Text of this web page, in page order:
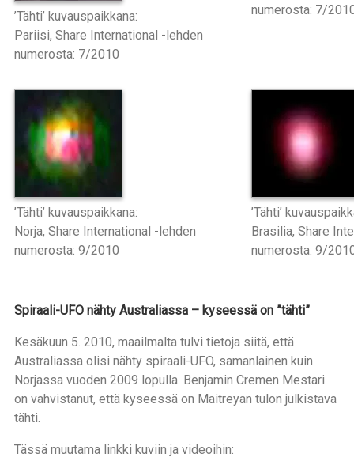
’Tähti’ kuvauspaikkana:
Pariisi, Share International -lehden
numerosta: 7/2010
numerosta: 7/
’Tähti’ kuvauspaikkana:
Norja, Share International -lehden
numerosta: 9/2010
’Tähti’
Brasilia, Share
numerosta: 9/
Spiraali-UFO nähty Australiassa – kyseessä on ”tähti”
Kesäkuun 5. 2010, maailmalta tulvi tietoja siitä, että
Australiassa olisi nähty spiraali-UFO, samanlainen kuin
Norjassa vuoden 2009 lopulla. Benjamin Cremen Mestari
on vahvistanut, että kyseessä on Maitreyan tulon julkistava
tähti.
Tässä muutama linkki kuviin ja videoihin: